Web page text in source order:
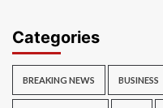
Categories
BREAKING NEWS BUSINESS